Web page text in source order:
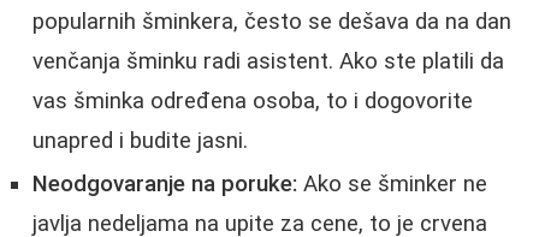
popularnih šminkera, često se dešava da na dan
venčanja šminku radi asistent. Ako ste platili da
vas šminka određena osoba, to i dogovorite
unapred i budite jasni.
Neodgovaranje na poruke: Ako se šminker ne
javlja nedeljama na upite za cene, to je crvena